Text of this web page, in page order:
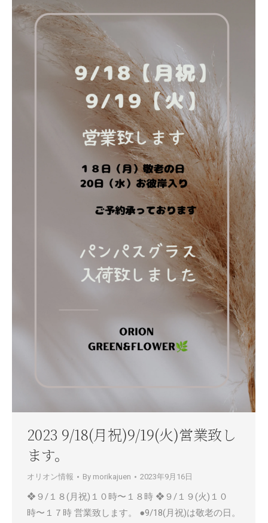
2023 9/18(月祝)9/19(火)営業致し
ます。
オリオン情報 By morikajuen 2023年9月16日
❖９/１８(月祝)１０時〜１８時 ❖９/１９(火)１０
時〜１７時 営業致します。 ●9/18(月祝)は敬老の日。